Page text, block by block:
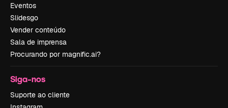
Eventos
Slidesgo
Vender conteúdo
Sala de imprensa
Procurando por magnific.ai?
Siga-nos
Suporte ao cliente